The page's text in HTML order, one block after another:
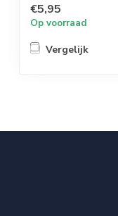
€5,95
Op voorraad
Vergelijk